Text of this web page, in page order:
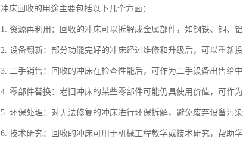
冲床回收的用途主要包括以下几个方面：
1. 资源再利用：回收的冲床可以拆解成金属部件，如钢铁、铜、
2. 设备翻新：部分功能完好的冲床经过维修和升级后，可以重新
3. 二手销售：回收的冲床在检查性能后，可作为二手设备出售给
4. 零部件替换：老旧冲床的某些零部件可能仍具使用价值，可作
5. 环保处理：对无法修复的冲床进行环保拆解，避免废弃设备污
6. 技术研究：回收的冲床可用于机械工程教学或技术研究，帮助